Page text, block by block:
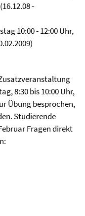
-
10:00 - 12:00 Uhr,
8:30 bis 10:00 Uhr,
Übung besprochen,
Studierende
Fragen direkt